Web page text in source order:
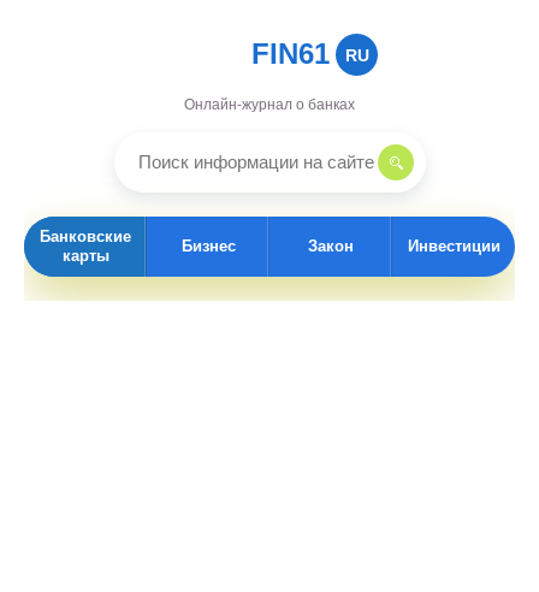
FIN61 RU
Онлайн-журнал о банках
Банковские
карты
Бизнес Закон Инвестиции